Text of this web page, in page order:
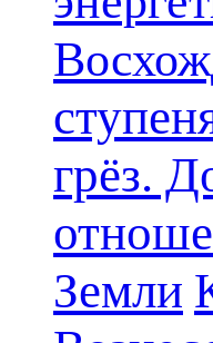
грёз.
Земли